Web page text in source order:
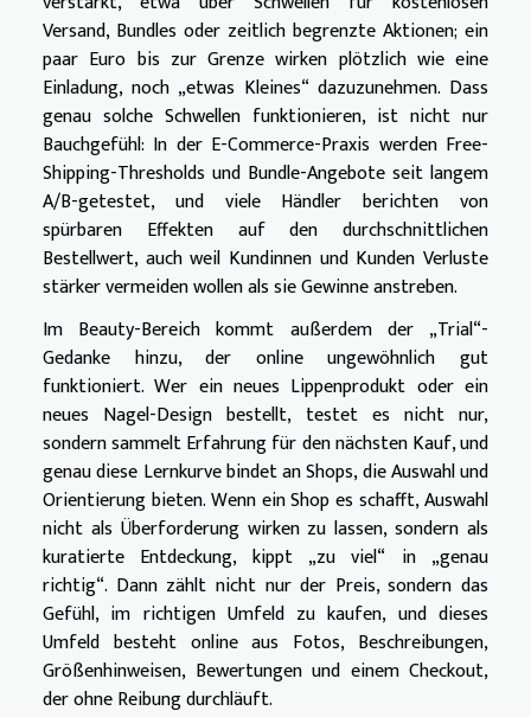
Versand, Bundles oder zeitlich begrenzte Aktionen; ein
paar Euro bis zur Grenze wirken plötzlich wie eine
Einladung, noch „etwas Kleines“ dazuzunehmen. Dass
genau solche Schwellen funktionieren, ist nicht nur
Bauchgefühl: In der E-Commerce-Praxis werden Free-
Shipping-Thresholds und Bundle-Angebote seit langem
A/B-getestet, und viele Händler berichten von
spürbaren Effekten auf den durchschnittlichen
Bestellwert, auch weil Kundinnen und Kunden Verluste
stärker vermeiden wollen als sie Gewinne anstreben.
Im Beauty-Bereich kommt außerdem der „Trial“-
Gedanke hinzu, der online ungewöhnlich gut
funktioniert. Wer ein neues Lippenprodukt oder ein
neues Nagel-Design bestellt, testet es nicht nur,
sondern sammelt Erfahrung für den nächsten Kauf, und
genau diese Lernkurve bindet an Shops, die Auswahl und
Orientierung bieten. Wenn ein Shop es schafft, Auswahl
nicht als Überforderung wirken zu lassen, sondern als
kuratierte Entdeckung, kippt „zu viel“ in „genau
richtig“. Dann zählt nicht nur der Preis, sondern das
Gefühl, im richtigen Umfeld zu kaufen, und dieses
Umfeld besteht online aus Fotos, Beschreibungen,
Größenhinweisen, Bewertungen und einem Checkout,
der ohne Reibung durchläuft.